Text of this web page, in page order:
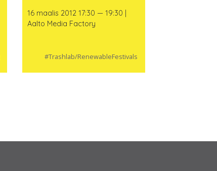
16 maalis 2012 17:30 — 19:30 |
Aalto Media Factory
#Trashlab/RenewableFestivals